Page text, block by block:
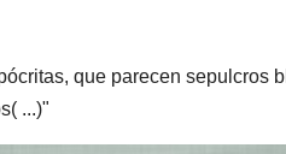
que parecen sepulcros
...)"